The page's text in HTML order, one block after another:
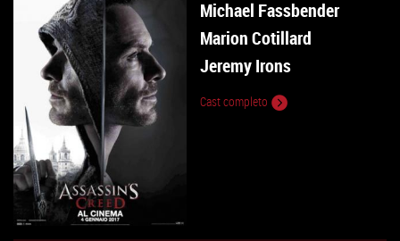
Michael Fassbender
Marion Cotillard
Jeremy Irons
Cast completo